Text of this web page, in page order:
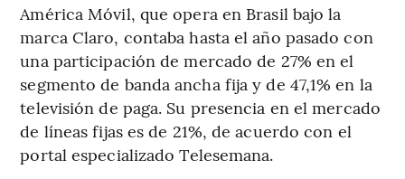
América Móvil, que opera en Brasil bajo la
marca Claro, contaba hasta el año pasado con
una participación de mercado de 27% en el
segmento de banda ancha fija y de 47,1% en la
televisión de paga. Su presencia en el mercado
de líneas fijas es de 21%, de acuerdo con el
portal especializado Telesemana.